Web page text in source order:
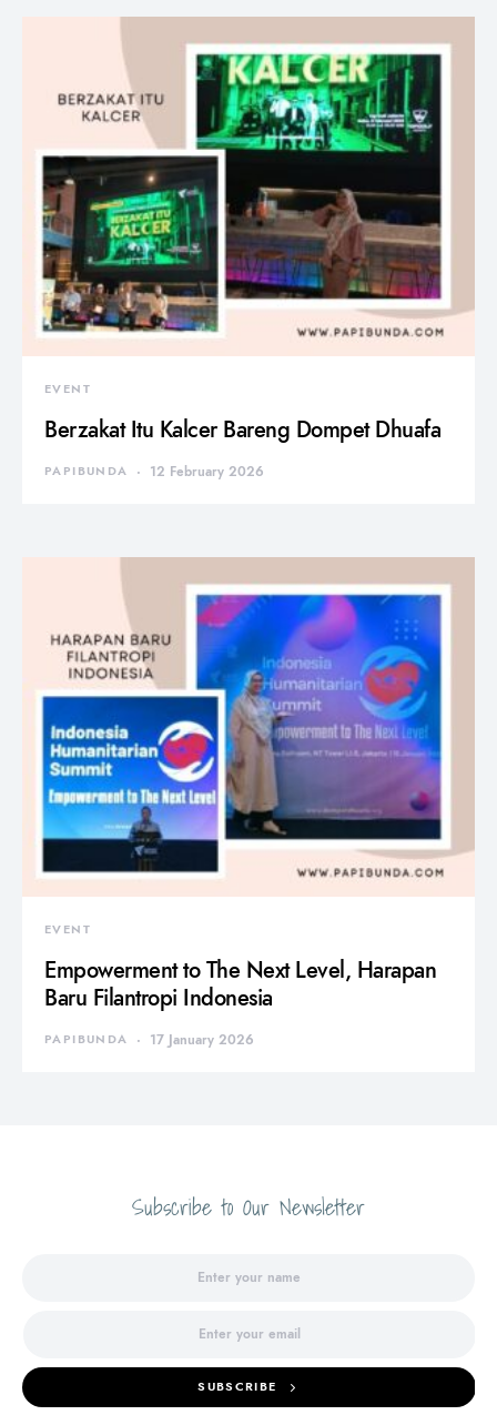
EVENT
Berzakat Itu Kalcer Bareng Dompet Dhuafa
PAPIBUNDA 12 February 2026
EVENT
Empowerment to The Next Level, Harapan
Baru Filantropi Indonesia
PAPIBUNDA 17 January 2026
Subscribe to Our Newsletter
SUBSCRIBE